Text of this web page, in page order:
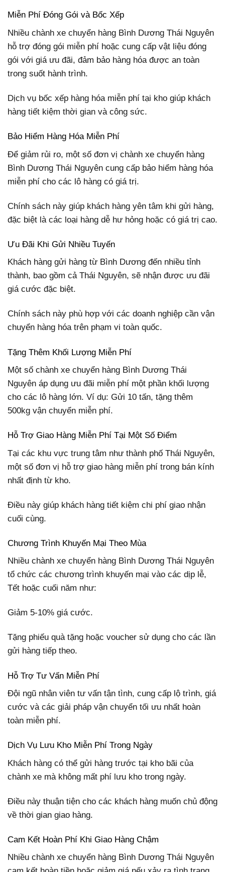
Miễn Phí Đóng Gói và Bốc Xếp
Nhiều chành xe chuyển hàng Bình Dương Thái Nguyên
hỗ trợ đóng gói miễn phí hoặc cung cấp vật liệu đóng
gói với giá ưu đãi, đảm bảo hàng hóa được an toàn
trong suốt hành trình.
Dịch vụ bốc xếp hàng hóa miễn phí tại kho giúp khách
hàng tiết kiệm thời gian và công sức.
Bảo Hiểm Hàng Hóa Miễn Phí
Để giảm rủi ro, một số đơn vị chành xe chuyển hàng
Bình Dương Thái Nguyên cung cấp bảo hiểm hàng hóa
miễn phí cho các lô hàng có giá trị.
Chính sách này giúp khách hàng yên tâm khi gửi hàng,
đặc biệt là các loại hàng dễ hư hỏng hoặc có giá trị cao.
Ưu Đãi Khi Gửi Nhiều Tuyến
Khách hàng gửi hàng từ Bình Dương đến nhiều tỉnh
thành, bao gồm cả Thái Nguyên, sẽ nhận được ưu đãi
giá cước đặc biệt.
Chính sách này phù hợp với các doanh nghiệp cần vận
chuyển hàng hóa trên phạm vi toàn quốc.
Tặng Thêm Khối Lượng Miễn Phí
Một số chành xe chuyển hàng Bình Dương Thái
Nguyên áp dụng ưu đãi miễn phí một phần khối lượng
cho các lô hàng lớn. Ví dụ: Gửi 10 tấn, tặng thêm
500kg vận chuyển miễn phí.
Hỗ Trợ Giao Hàng Miễn Phí Tại Một Số Điểm
Tại các khu vực trung tâm như thành phố Thái Nguyên,
một số đơn vị hỗ trợ giao hàng miễn phí trong bán kính
nhất định từ kho.
Điều này giúp khách hàng tiết kiệm chi phí giao nhận
cuối cùng.
Chương Trình Khuyến Mại Theo Mùa
Nhiều chành xe chuyển hàng Bình Dương Thái Nguyên
tổ chức các chương trình khuyến mại vào các dịp lễ,
Tết hoặc cuối năm như:
Giảm 5-10% giá cước.
Tặng phiếu quà tặng hoặc voucher sử dụng cho các lần
gửi hàng tiếp theo.
Hỗ Trợ Tư Vấn Miễn Phí
Đội ngũ nhân viên tư vấn tận tình, cung cấp lộ trình, giá
cước và các giải pháp vận chuyển tối ưu nhất hoàn
toàn miễn phí.
Dịch Vụ Lưu Kho Miễn Phí Trong Ngày
Khách hàng có thể gửi hàng trước tại kho bãi của
chành xe mà không mất phí lưu kho trong ngày.
Điều này thuận tiện cho các khách hàng muốn chủ động
về thời gian giao hàng.
Cam Kết Hoàn Phí Khi Giao Hàng Chậm
Nhiều chành xe chuyển hàng Bình Dương Thái Nguyên